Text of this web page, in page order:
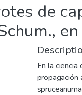
de
En la
propagación